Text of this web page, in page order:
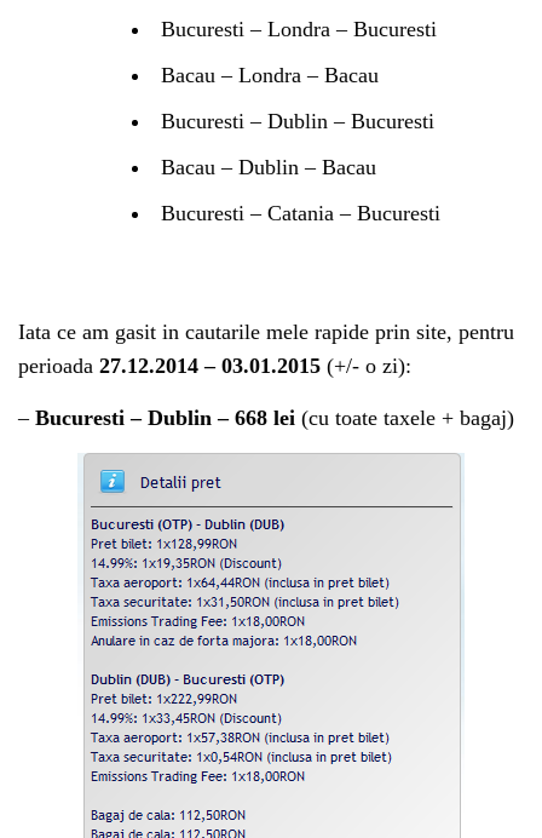
Bucuresti – Londra – Bucuresti
Bacau – Londra – Bacau
Bucuresti – Dublin – Bucuresti
Bacau – Dublin – Bacau
Bucuresti – Catania – Bucuresti
Iata ce am gasit in cautarile mele rapide prin site, pentru
perioada 27.12.2014 – 03.01.2015 (+/- o zi):
–Bucuresti – Dublin – 668 lei (cu toate taxele + bagaj)